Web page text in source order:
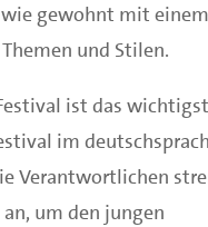
gewohnt mit
und Stilen.
ist das
im
Verantwortlichen
um den jungen